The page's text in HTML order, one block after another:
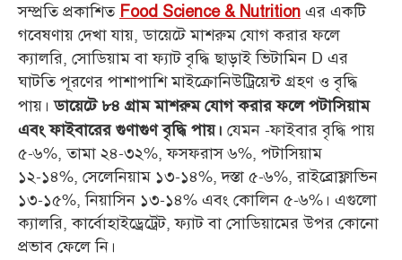
সম্প্রতি প্রকাশিত Food Science & Nutrition এর একটি
গবেষণায় দেখা যায়, ডায়েটে মাশরুম যোগ করার ফলে
ক্যালরি, সোডিয়াম বা ফ্যাট বৃদ্ধি ছাড়াই ভিটামিন D এর
ঘাটতি পূরণের পাশাপাশি মাইক্রোনিউট্রিয়েন্ট গ্রহণ ও বৃদ্ধি
পায়।ডায়েটে ৮৪ গ্রাম মাশরুম যোগ করার ফলে পটাসিয়াম
এবং ফাইবারের গুণাগুণ বৃদ্ধি পায়। যেমন -ফাইবার বৃদ্ধি পায়
৫-৬%, তামা ২৪-৩২%, ফসফরাস ৬%, পটাসিয়াম
১২-১৪%, সেলেনিয়াম ১৩-১৪%, দস্তা ৫-৬%, রাইব্রোফ্লাভিন
১৩-১৫%, নিয়াসিন ১৩-১৪% এবং কোলিন ৫-৬%। এগুলো
ক্যালরি, কার্বোহাইড্রেট্রেট, ফ্যাট বা সোডিয়ামের উপর কোনো
প্রভাব ফেলে নি।